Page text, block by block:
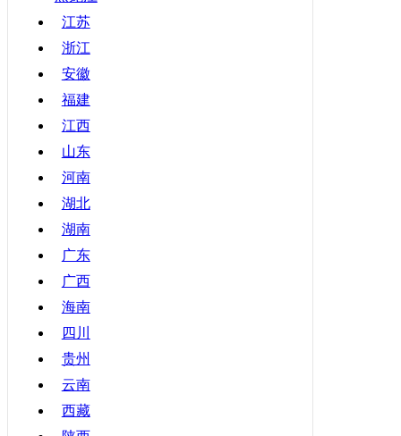
甘肃
青海
宁夏
新疆
香港
澳门
台湾
江苏
浙江
安徽
福建
江西
山东
河南
湖北
湖南
广东
广西
海南
四川
贵州
云南
西藏